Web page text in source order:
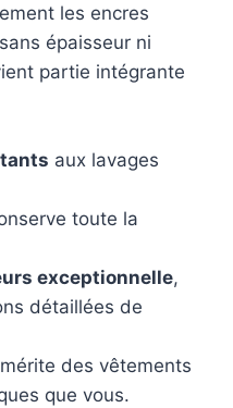
les encres
épaisseur ni
partie intégrante
aux lavages
toute la
exceptionnelle,
détaillées de
des vêtements
que vous.